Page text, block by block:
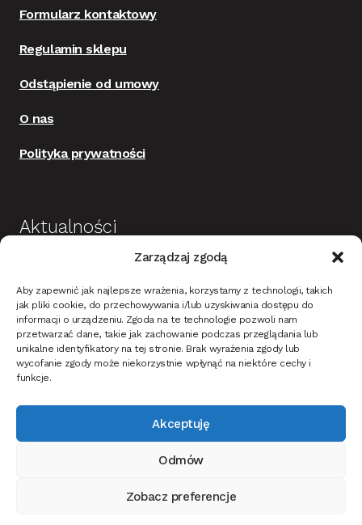
Zarządzaj zgodą
Aby zapewnić jak najlepsze wrażenia, korzystamy z technologii, takich
jak pliki cookie, do przechowywania i/lub uzyskiwania dostępu do
informacji o urządzeniu. Zgoda na te technologie pozwoli nam
przetwarzać dane, takie jak zachowanie podczas przeglądania lub
unikalne identyfikatory na tej stronie. Brak wyrażenia zgody lub
wycofanie zgody może niekorzystnie wpłynąć na niektóre cechy i
funkcje.
Akceptuję
Odmów
Zobacz preferencje
Formularz kontaktowy
Regulamin sklepu
Odstąpienie od umowy
O nas
Polityka prywatności
Aktualności
Budowa i wykończenie domu jako dobra
inwestycja
Mieszkanie w stylu nowoczesnym – na co
zwrócić uwagę?
Oświetlenie ciemnych ścian i tapet w korytarzu –
Jak oświetlić dom i ogród na Święta Bożego
narodzenia?
Ta strona korzysta z ciasteczek, aby świadczyć usługi na najwyższym